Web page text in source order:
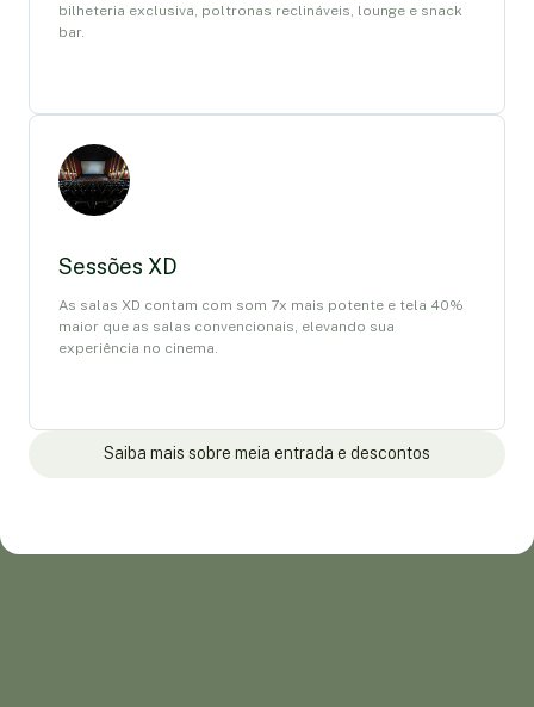
bilheteria exclusiva, poltronas reclináveis, lounge e snack
bar.
Sessões XD
As salas XD contam com som 7x mais potente e tela 40%
maior que as salas convencionais, elevando sua
experiência no cinema.
Saiba mais sobre meia entrada e descontos